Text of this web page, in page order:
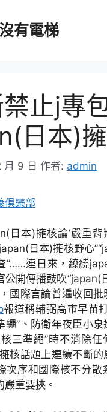
有電梯
止j專
日本)
月 9 日 作者: admin
俱樂部
日本)擁核論’嚴重背
日本)擁核野心
”……連日來，繚繞
公開傳播鼓吹“japan(
國際言論普遍收回批
報道稱輔弼高市早苗
繩”、防衛年夜臣小泉
三準繩”時不消除任
核話題上連續不斷
次序和國際核不分散
重要挾。